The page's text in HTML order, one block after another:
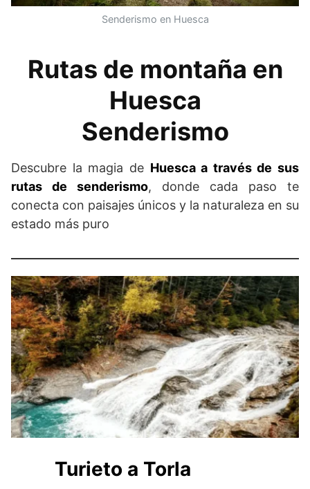
Senderismo en Huesca
Rutas de montaña en
Huesca
Senderismo
Descubre la magia de Huesca a través de sus
rutas de senderismo, donde cada paso te
conecta con paisajes únicos y la naturaleza en su
estado más puro
Turieto a Torla